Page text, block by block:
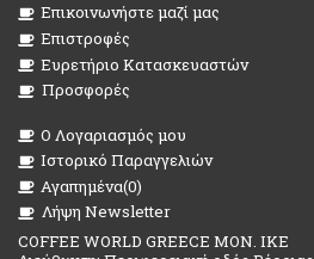
Επικοινωνήστε μαζί μας
Επιστροφές
Ευρετήριο Κατασκευαστών
Προσφορές
O Λογαριασμός μου
Ιστορικό Παραγγελιών
Αγαπημένα(0)
Λήψη Newsletter
COFFEE WORLD GREECE MON. IKE